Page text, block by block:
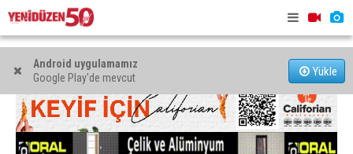
Android uygulamamız
Google Play'de mevcut
Yükle